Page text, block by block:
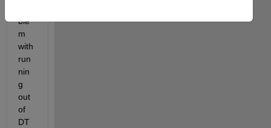
ble
m
with
run
nin
g
out
of
DT